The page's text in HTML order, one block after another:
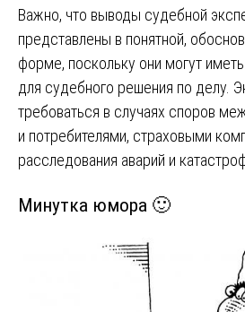
Важно, что выводы судебной
представлены в понятной,
форме, поскольку они могут
для судебного решения по делу.
требоваться в случаях споров
и потребителями, страховыми
расследования аварий и
Минутка юмора 🙂